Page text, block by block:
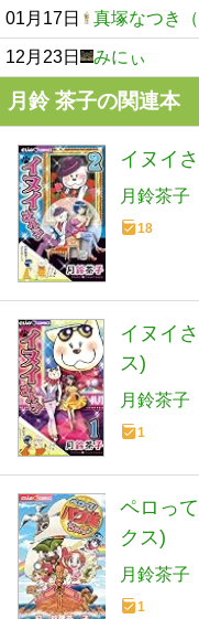
01月17日 真塚なつき（
12月23日 みにぃ
月鈴 茶子の関連本
イヌイ
月鈴茶子
18
イヌイ
ス)
月鈴茶子
1
ペロっ
クス)
月鈴茶子
1